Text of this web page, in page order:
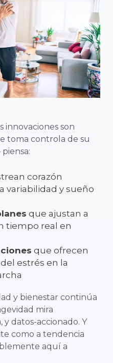
innovaciones son
toma controla de su
piensa:
corazón
variabilidad y sueño
que ajustan a
tiempo real en
que ofrecen
estrés en la
y bienestar continúa
mira
y datos-accionado. Y
como a tendencia
aquí a